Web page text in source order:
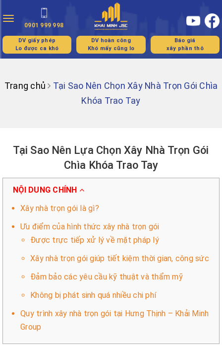
Toggle
navigation
0901 999 998
DV giấy phép
Lo được ca khó
DV hoàn công
Khó mấy cũng lo
Báo giá
xây phần thô
Trang chủ
Tại Sao Nên Chọn Xây Nhà Trọn Gói Chìa
Khóa Trao Tay
Tại Sao Nên Lựa Chọn Xây Nhà Trọn Gói
Chìa Khóa Trao Tay
NỘI DUNG CHÍNH
Xây nhà trọn gói là gì?
Ưu điểm của hình thức xây nhà trọn gói
Được trực tiếp xử lý về mặt pháp lý
Xây nhà trọn gói giúp tiết kiệm thời gian, công sức
Đảm bảo các yêu cầu kỹ thuật và thẩm mỹ
Không bị phát sinh quá nhiều chi phí
Quy trình xây nhà trọn gói tại Hưng Thịnh – Khải Minh
Group